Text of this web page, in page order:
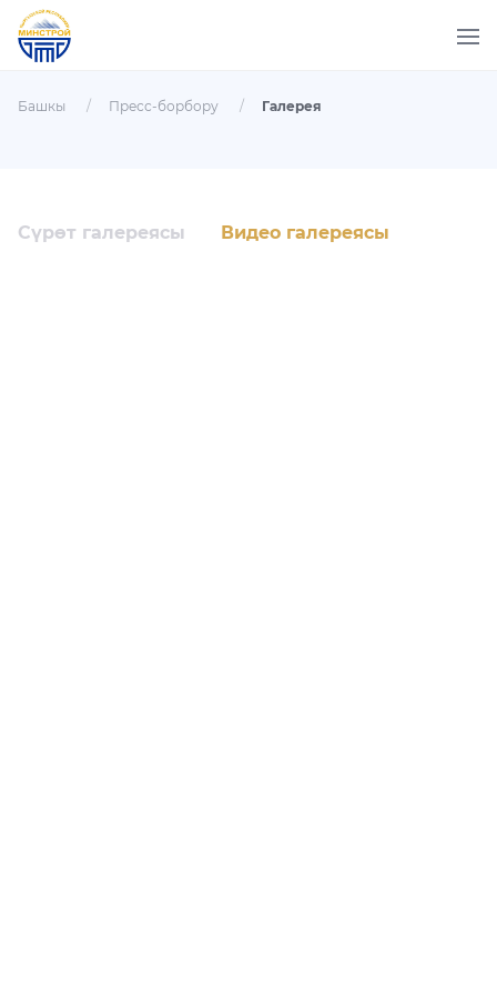
Башкы / Пресс-борбору / Галерея
Фотогалерея
Сүрөт галереясы Видео галереясы